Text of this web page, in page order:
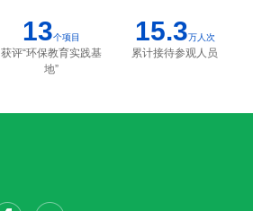
13个项目
获评“环保教育实践基
地”
15.3万人次
累计接待参观人员